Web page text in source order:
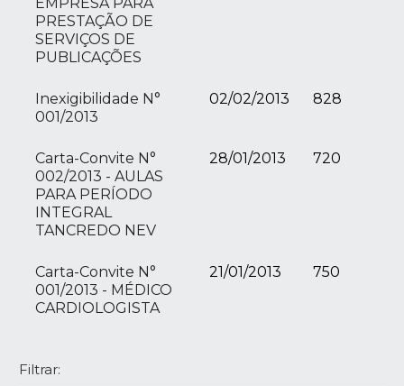
PRESTAÇÃO DE
SERVIÇOS DE
PUBLICAÇÕES
Inexigibilidade N°
001/2013
02/02/2013 828
Carta-Convite N°
002/2013 - AULAS
PARA PERÍODO
INTEGRAL
TANCREDO NEV
28/01/2013 720
Carta-Convite N°
001/2013 - MÉDICO
CARDIOLOGISTA
21/01/2013 750
Filtrar: